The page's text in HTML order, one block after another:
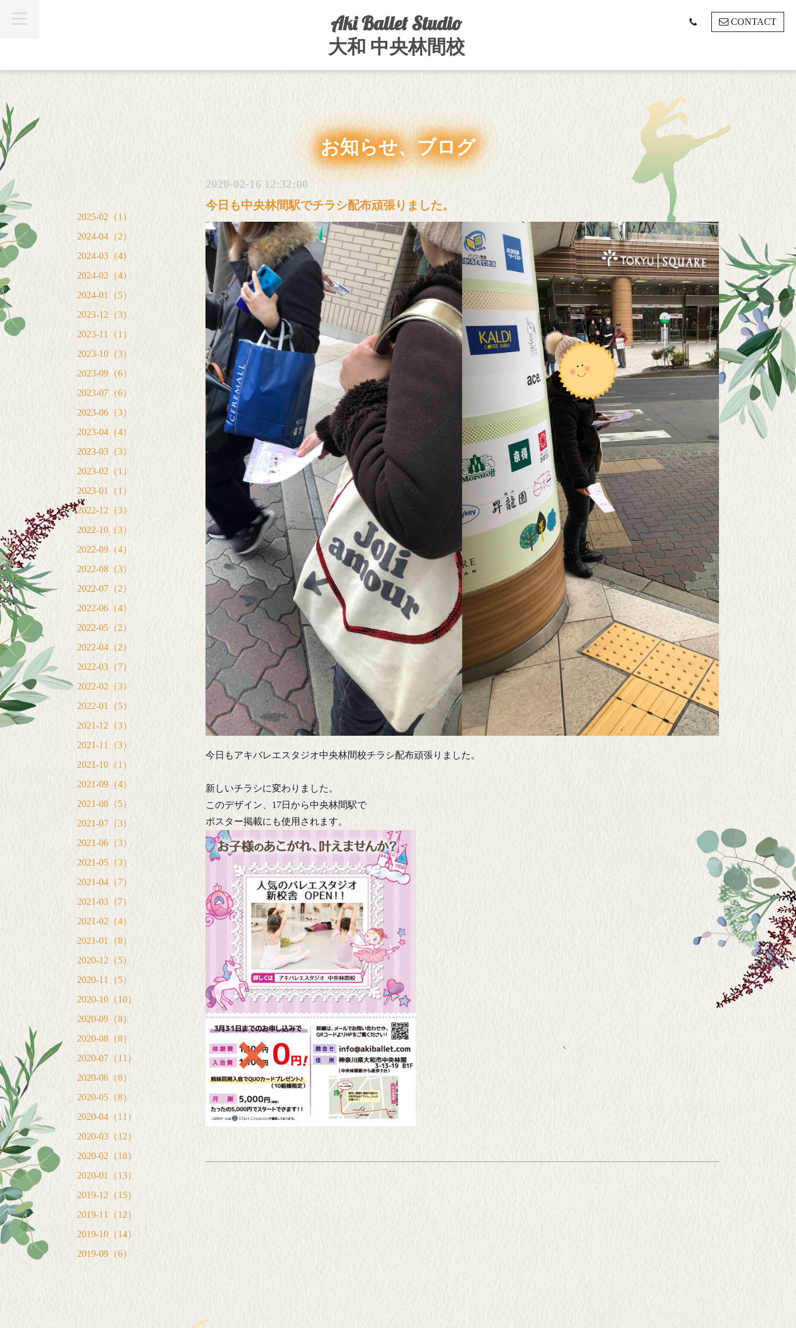
Aki Ballet Studio
大和 中央林間校
t
o
n
g
i
o
CONTACT
お知らせ、ブログ
2020-02-16 12:32:00
今日も中央林間駅でチラシ配布頑張りました。
今日もアキバレエスタジオ中央林間校チラシ配布頑張りました。
新しいチラシに変わりました。
このデザイン、17日から中央林間駅で
ポスター掲載にも使用されます。
2025-02（1）
2024-04（2）
2024-03（4）
2024-02（4）
2024-01（5）
2023-12（3）
2023-11（1）
2023-10（3）
2023-09（6）
2023-07（6）
2023-06（3）
2023-04（4）
2023-03（3）
2023-02（1）
2023-01（1）
2022-12（3）
2022-10（3）
2022-09（4）
2022-08（3）
2022-07（2）
2022-06（4）
2022-05（2）
2022-04（2）
2022-03（7）
2022-02（3）
2022-01（5）
2021-12（3）
2021-11（3）
2021-10（1）
2021-09（4）
2021-08（5）
2021-07（3）
2021-06（3）
2021-05（3）
2021-04（7）
2021-03（7）
2021-02（4）
2021-01（8）
2020-12（5）
2020-11（5）
2020-10（10）
2020-09（8）
2020-08（8）
2020-07（11）
2020-06（8）
2020-05（8）
2020-04（11）
2020-03（12）
2020-02（18）
2020-01（13）
2019-12（15）
2019-11（12）
2019-10（14）
2019-09（6）